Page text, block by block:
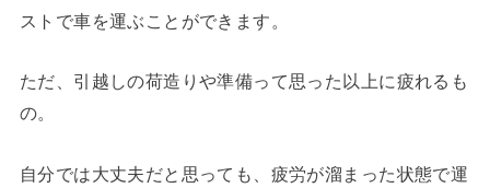
ストで車を運ぶことができます。
ただ、引越しの荷造りや準備って思った以上に疲れるも
の。
自分では大丈夫だと思っても、疲労が溜まった状態で運